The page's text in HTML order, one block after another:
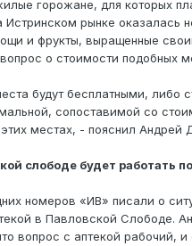
горожане, для которых
Истринском рынке оказалась
и фрукты, выращенные
о стоимости подобных
будут бесплатными, либо
сопоставимой со
местах, - пояснил Андрей
слободе будет работать
номеров «ИВ» писали о
в Павловской Слободе.
вопрос с аптекой рабочий, и